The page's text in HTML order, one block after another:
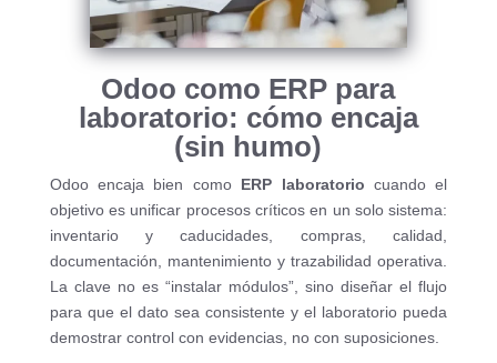
Odoo como ERP para
laboratorio: cómo encaja
(sin humo)
Odoo encaja bien como ERP laboratorio cuando el
objetivo es unificar procesos críticos en un solo sistema:
inventario y caducidades, compras, calidad,
documentación, mantenimiento y trazabilidad operativa.
La clave no es “instalar módulos”, sino diseñar el flujo
para que el dato sea consistente y el laboratorio pueda
demostrar control con evidencias, no con suposiciones.